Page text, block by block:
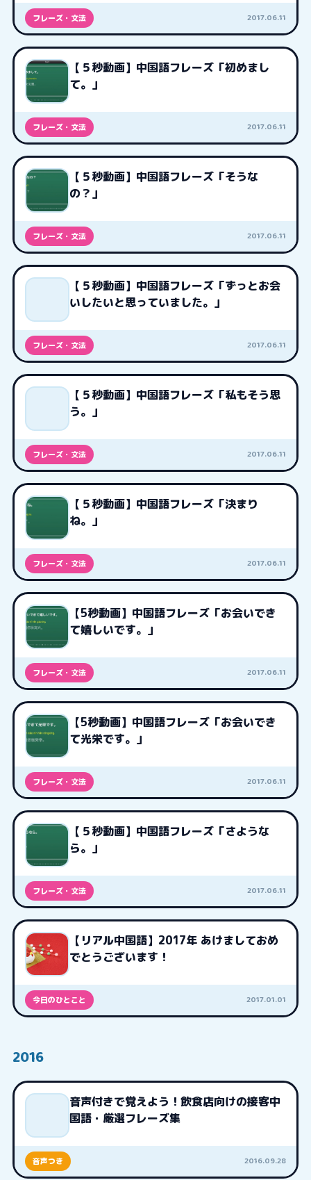
フレーズ・文法 2017.06.11
【５秒動画】中国語フレーズ「初めまし
て。」
フレーズ・文法 2017.06.11
【５秒動画】中国語フレーズ「そうな
の？」
フレーズ・文法 2017.06.11
【５秒動画】中国語フレーズ「ずっとお会
いしたいと思っていました。」
フレーズ・文法 2017.06.11
【５秒動画】中国語フレーズ「私もそう思
う。」
フレーズ・文法 2017.06.11
【５秒動画】中国語フレーズ「決まり
ね。」
フレーズ・文法 2017.06.11
【5秒動画】中国語フレーズ「お会いでき
て嬉しいです。」
フレーズ・文法 2017.06.11
【5秒動画】中国語フレーズ「お会いでき
て光栄です。」
フレーズ・文法 2017.06.11
【５秒動画】中国語フレーズ「さような
ら。」
フレーズ・文法 2017.06.11
【リアル中国語】2017年 あけましておめ
でとうございます！
今日のひとこと 2017.01.01
2016
音声付きで覚えよう！飲食店向けの接客中
国語・厳選フレーズ集
音声つき 2016.09.28